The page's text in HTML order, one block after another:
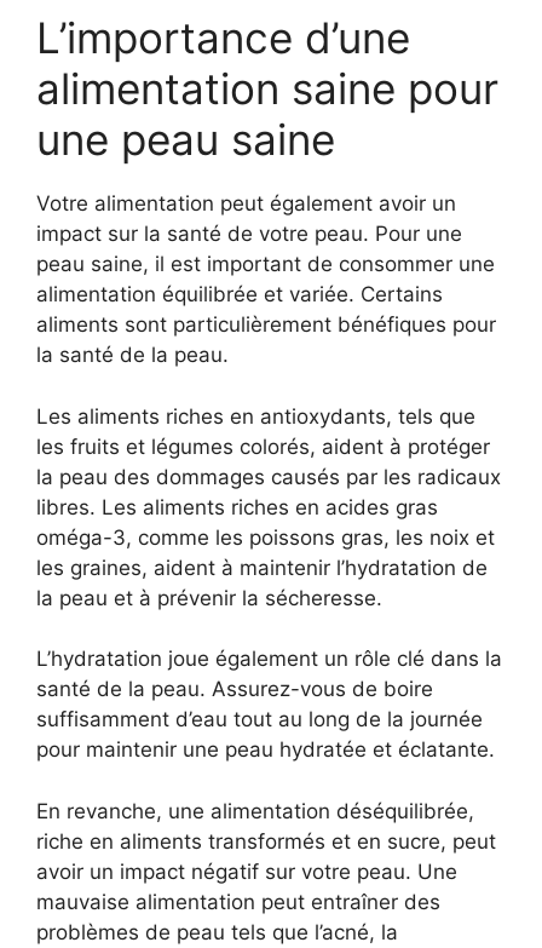
L’importance d’une
alimentation saine pour
une peau saine
Votre alimentation peut également avoir un
impact sur la santé de votre peau. Pour une
peau saine, il est important de consommer une
alimentation équilibrée et variée. Certains
aliments sont particulièrement bénéfiques pour
la santé de la peau.
Les aliments riches en antioxydants, tels que
les fruits et légumes colorés, aident à protéger
la peau des dommages causés par les radicaux
libres. Les aliments riches en acides gras
oméga-3, comme les poissons gras, les noix et
les graines, aident à maintenir l’hydratation de
la peau et à prévenir la sécheresse.
L’hydratation joue également un rôle clé dans la
santé de la peau. Assurez-vous de boire
suffisamment d’eau tout au long de la journée
pour maintenir une peau hydratée et éclatante.
En revanche, une alimentation déséquilibrée,
riche en aliments transformés et en sucre, peut
avoir un impact négatif sur votre peau. Une
mauvaise alimentation peut entraîner des
problèmes de peau tels que l’acné, la